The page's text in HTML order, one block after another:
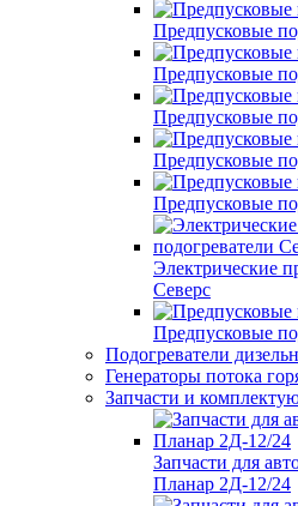
Предпусковые
Предпусковые
Предпусковые
Предпусковые
Предпусковые
Электрические
Северс
Предпусковые
Подогреватели
Генераторы потока
Запчасти и
Запчасти для
Планар 2Д-12/24